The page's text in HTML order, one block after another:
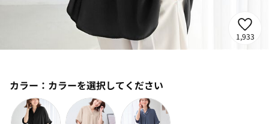
1,933
カラー： カラーを選択してください